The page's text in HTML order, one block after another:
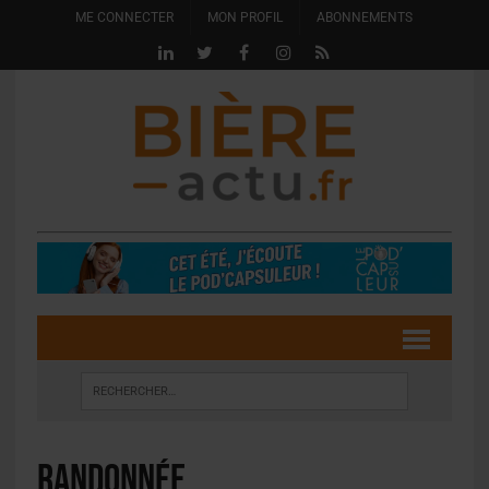
ME CONNECTER MON PROFIL ABONNEMENTS